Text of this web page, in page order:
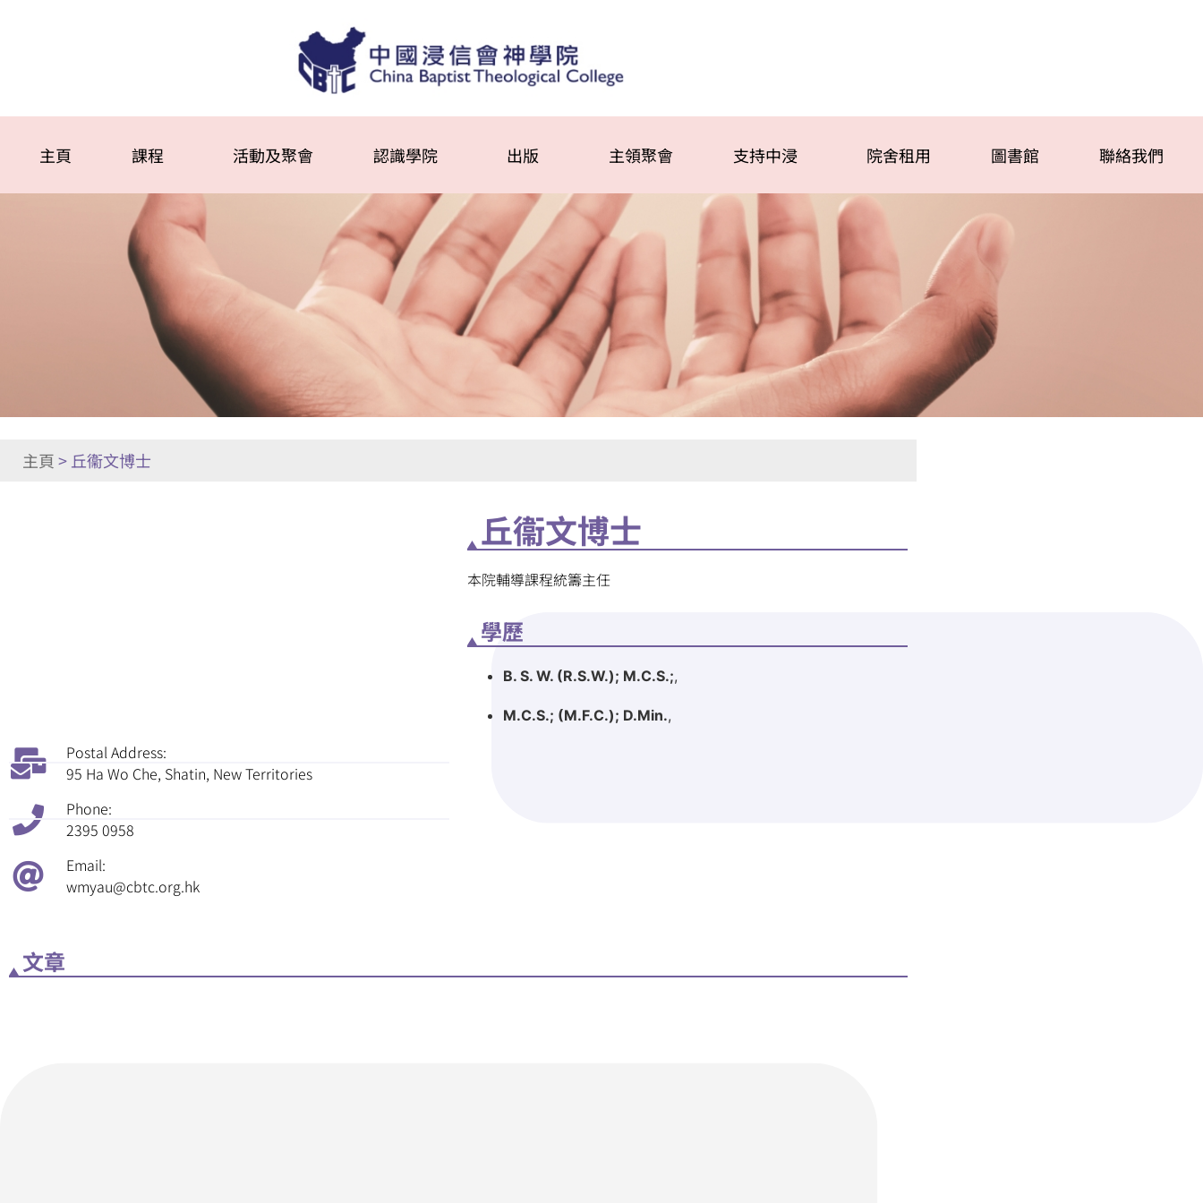
主頁 課程 活動及聚會 認識學院 出版 主領聚會 支持中浸 院舍租用 圖書館 聯絡我們
主頁> 丘衞文博士
Postal Address:
95 Ha Wo Che, Shatin, New Territories
Phone:
2395 0958
Email:
wmyau@cbtc.org.hk
丘衞文博士
本院輔導課程統籌主任
學歷
B. S. W. (R.S.W.); M.C.S.;,
M.C.S.; (M.F.C.); D.Min.,
文章